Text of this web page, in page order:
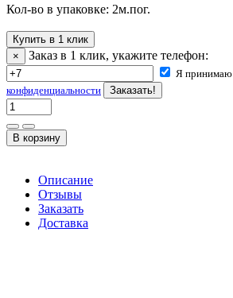
Кол-во в упаковке: 2м.пог.
Купить в 1 клик
×
Заказ в 1 клик, укажите телефон:
Я принимаю
конфиденциальности
Описание
Отзывы
Заказать
Доставка